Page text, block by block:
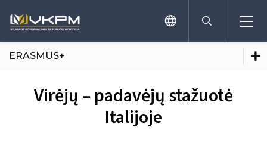
Profesinio mokymo programos
Priėmimas į profesinio mokymo programas
ERASMUS+
Tvarkaraštis
Virėjų – padavėjų stažuotė
Italijoje